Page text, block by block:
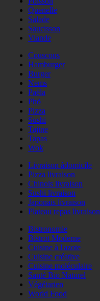
Quenelle
Salade
Saucisson
Viande
Couscous
Hamburger
Burger
Nems
Paëla
Phö
Pizza
Sushi
Tajine
Tapas
Wok
Livraison àdomicile
Pizza livraison
Chinois livraison
Sushi livraison
Japonais livraison
Plateau repas livraison
Bistronomie
Bistrot Moderne
Cuisine à l'azote
Cuisine créative
Cuisine moléculaire
Santé Bio Naturel
Végétarien
World Food